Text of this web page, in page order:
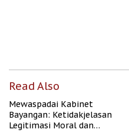
Read Also
Mewaspadai Kabinet
Bayangan: Ketidakjelasan
Legitimasi Moral dan